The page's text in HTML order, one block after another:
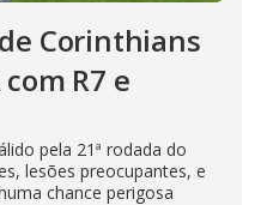
Corinthians
R7 e
pela 21ª rodada do
lesões preocupantes, e
chance perigosa